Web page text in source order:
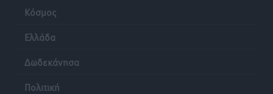
Κόσμος
Ελλάδα
Δωδεκάνησα
Πολιτική